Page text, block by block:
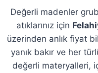
Değerli madenler
atıklarınız için
üzerinden anlık fiyat
yanık bakır ve her
değerli materyalleri,